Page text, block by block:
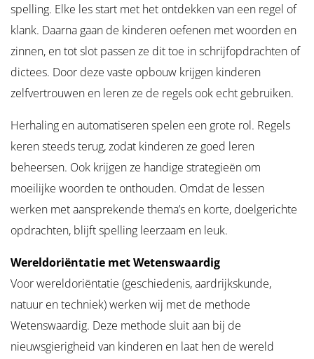
spelling. Elke les start met het ontdekken van een regel of
klank. Daarna gaan de kinderen oefenen met woorden en
zinnen, en tot slot passen ze dit toe in schrijfopdrachten of
dictees. Door deze vaste opbouw krijgen kinderen
zelfvertrouwen en leren ze de regels ook echt gebruiken.
Herhaling en automatiseren spelen een grote rol. Regels
keren steeds terug, zodat kinderen ze goed leren
beheersen. Ook krijgen ze handige strategieën om
moeilijke woorden te onthouden. Omdat de lessen
werken met aansprekende thema’s en korte, doelgerichte
opdrachten, blijft spelling leerzaam en leuk.
Wereldoriëntatie met Wetenswaardig
Voor wereldoriëntatie (geschiedenis, aardrijkskunde,
natuur en techniek) werken wij met de methode
Wetenswaardig. Deze methode sluit aan bij de
nieuwsgierigheid van kinderen en laat hen de wereld